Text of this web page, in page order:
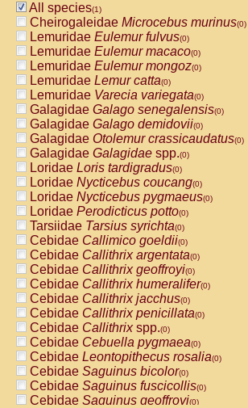
All species(1)
Cheirogaleidae Microcebus murinus(0)
Lemuridae Eulemur fulvus(0)
Lemuridae Eulemur macaco(0)
Lemuridae Eulemur mongoz(0)
Lemuridae Lemur catta(0)
Lemuridae Varecia variegata(0)
Galagidae Galago senegalensis(0)
Galagidae Galago demidovii(0)
Galagidae Otolemur crassicaudatus(0)
Galagidae Galagidae spp.(0)
Loridae Loris tardigradus(0)
Loridae Nycticebus coucang(0)
Loridae Nycticebus pygmaeus(0)
Loridae Perodicticus potto(0)
Tarsiidae Tarsius syrichta(0)
Cebidae Callimico goeldii(0)
Cebidae Callithrix argentata(0)
Cebidae Callithrix geoffroyi(0)
Cebidae Callithrix humeralifer(0)
Cebidae Callithrix jacchus(0)
Cebidae Callithrix penicillata(0)
Cebidae Callithrixspp.(0)
Cebidae Cebuella pygmaea(0)
Cebidae Leontopithecus rosalia(0)
Cebidae Saguinus bicolor(0)
Cebidae Saguinus fuscicollis(0)
Cebidae Saguinus geoffroyi(0)